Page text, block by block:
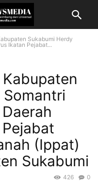
Sukabumi Herdy
Ikatan Pejabat...
(Ippat)
Sukabumi
0
426